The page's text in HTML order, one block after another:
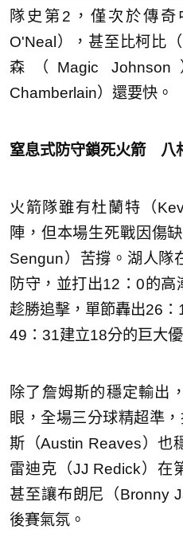
隊史第2，僅次於傳奇
O'Neal），甚至比柯比
森（Magic
Chamberlain）還要快。
窒息式防守鎖死火箭 八
火箭隊雖有杜蘭特（
陣，但本場生死戰因傷
Sengun）苦撐。湖人隊
防守，並打出12：0的高
趁勝追擊，單節轟出26
49：31建立18分的巨大優
除了詹姆斯的穩定輸出
眼，全場三分球精超準
斯（Austin Reaves）也
雷迪克（JJ Redick）在
甚至讓布朗尼（Bronny
後賽氣氛。